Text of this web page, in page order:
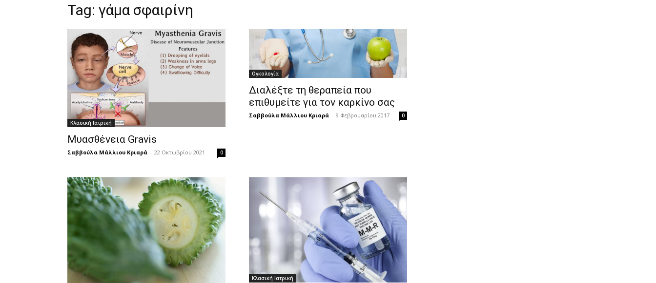
Tag: γάμα σφαιρίνη
Κλασική Ιατρική
Μυασθένεια Gravis
Σαββούλα Μάλλιου Κριαρά - 22 Οκτωβρίου 2021 0
Ογκολογία
Διαλέξτε τη θεραπεία που
επιθυμείτε για τον καρκίνο σας
Σαββούλα Μάλλιου Κριαρά - 9 Φεβρουαρίου 2017 0
Κλασική Ιατρική